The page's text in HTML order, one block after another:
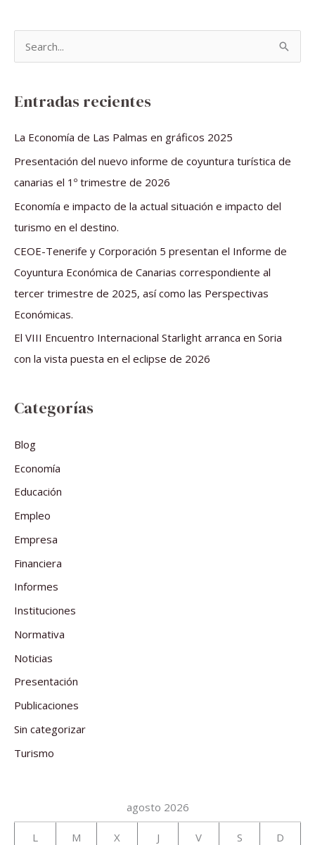
a
r
Entradas recientes
La Economía de Las Palmas en gráficos 2025
Presentación del nuevo informe de coyuntura turística de
canarias el 1º trimestre de 2026
Economía e impacto de la actual situación e impacto del
turismo en el destino.
CEOE-Tenerife y Corporación 5 presentan el Informe de
Coyuntura Económica de Canarias correspondiente al
tercer trimestre de 2025, así como las Perspectivas
Económicas.
El VIII Encuentro Internacional Starlight arranca en Soria
con la vista puesta en el eclipse de 2026
Categorías
Blog
Economía
Educación
Empleo
Empresa
Financiera
Informes
Instituciones
Normativa
Noticias
Presentación
Publicaciones
Sin categorizar
Turismo
agosto 2026
L M X J V S D